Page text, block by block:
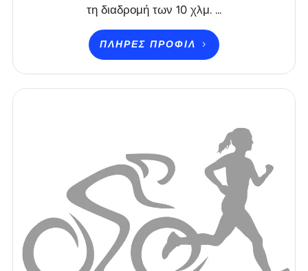
τη διαδρομή των 10 χλμ. ...
ΠΛΉΡΕΣ ΠΡΟΦΊΛ